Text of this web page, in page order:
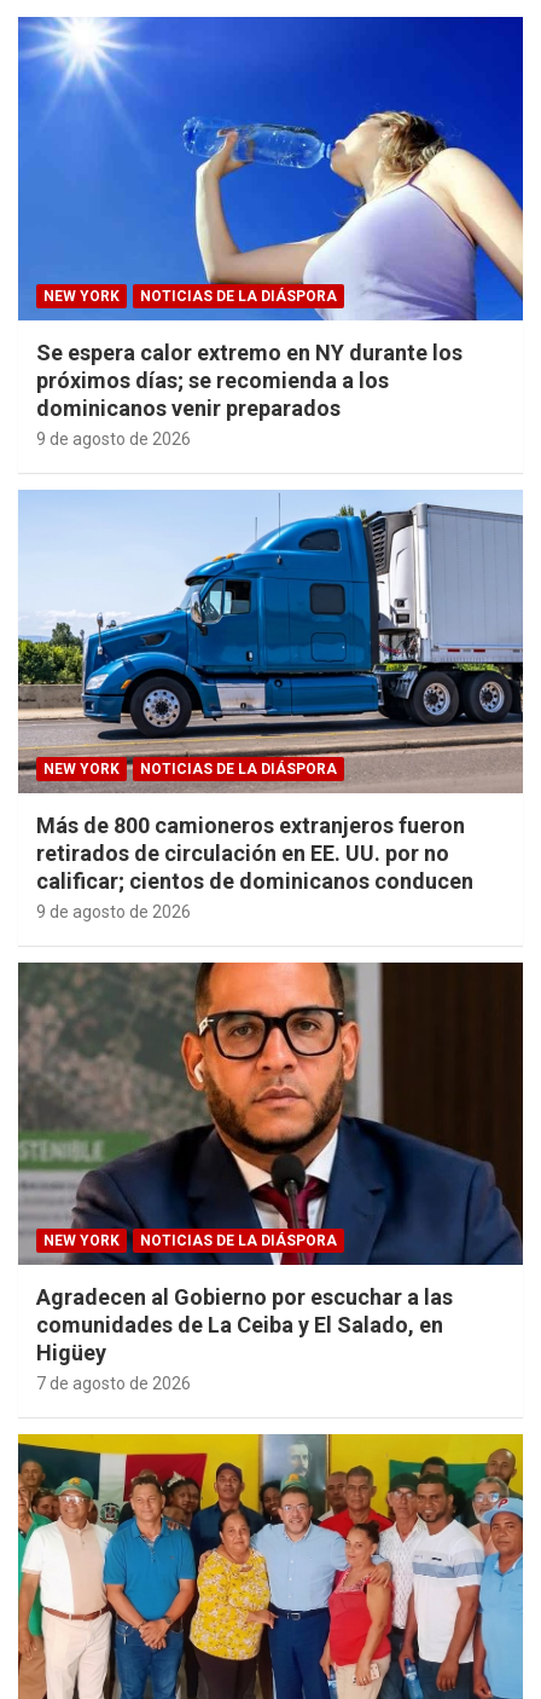
NEW YORK NOTICIAS DE LA DIÁSPORA
Se espera calor extremo en NY durante los
próximos días; se recomienda a los
dominicanos venir preparados
9 de agosto de 2026
NEW YORK NOTICIAS DE LA DIÁSPORA
Más de 800 camioneros extranjeros fueron
retirados de circulación en EE. UU. por no
calificar; cientos de dominicanos conducen
9 de agosto de 2026
NEW YORK NOTICIAS DE LA DIÁSPORA
Agradecen al Gobierno por escuchar a las
comunidades de La Ceiba y El Salado, en
Higüey
7 de agosto de 2026